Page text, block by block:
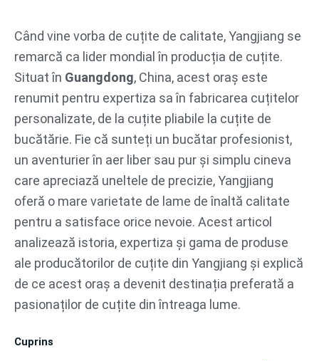
conținut
Când vine vorba de cuțite de calitate, Yangjiang se
remarcă ca lider mondial în producția de cuțite.
Situat în Guangdong, China, acest oraș este
renumit pentru expertiza sa în fabricarea cuțitelor
personalizate, de la cuțite pliabile la cuțite de
bucătărie. Fie că sunteți un bucătar profesionist,
un aventurier în aer liber sau pur și simplu cineva
care apreciază uneltele de precizie, Yangjiang
oferă o mare varietate de lame de înaltă calitate
pentru a satisface orice nevoie. Acest articol
analizează istoria, expertiza și gama de produse
ale producătorilor de cuțite din Yangjiang și explică
de ce acest oraș a devenit destinația preferată a
pasionaților de cuțite din întreaga lume.
Cuprins